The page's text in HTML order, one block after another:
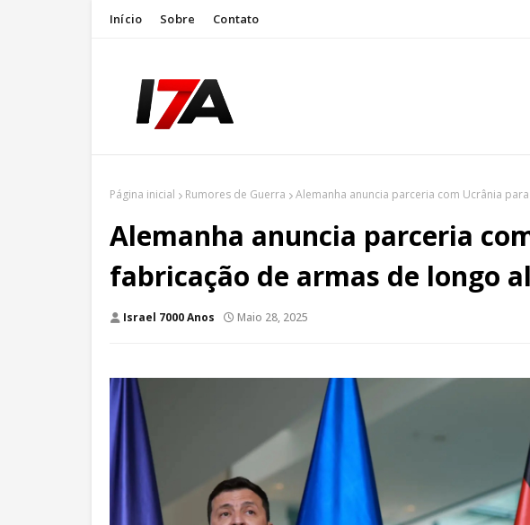
Início Sobre Contato
Página inicial Rumores de Guerra Alemanha anuncia parceria com Ucrânia
Alemanha anuncia parceria
fabricação de armas de longo
Israel 7000 Anos Maio 28, 2025